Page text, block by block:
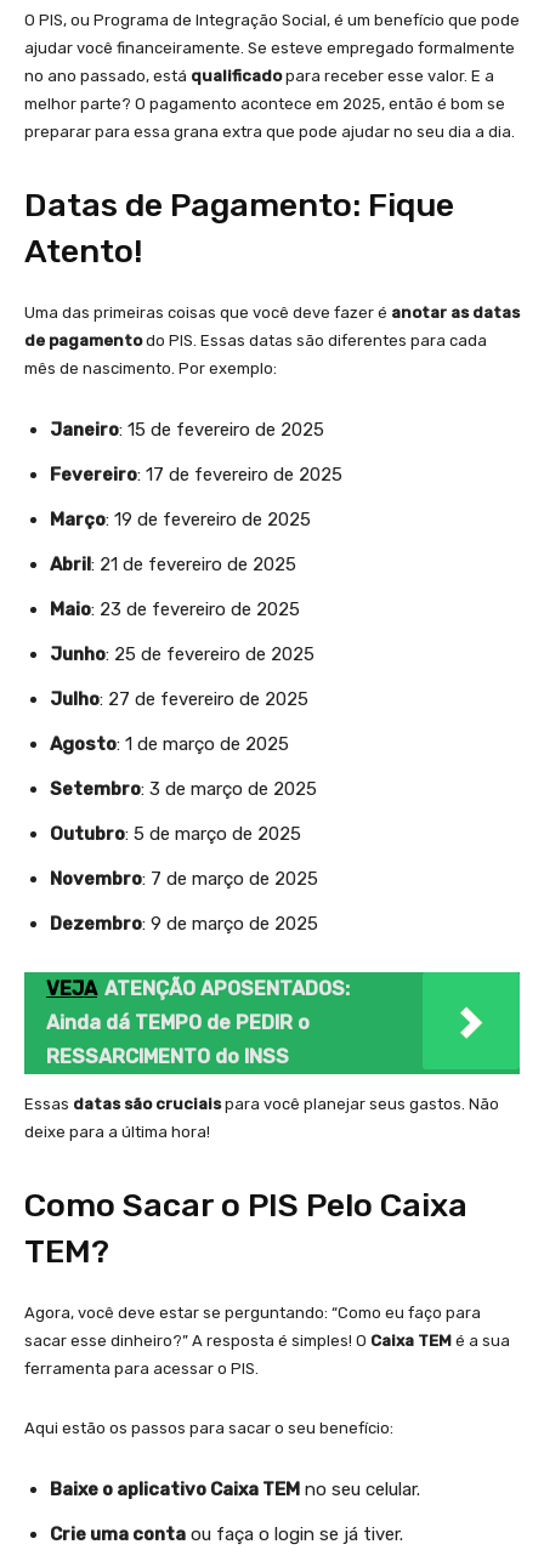
O PIS, ou Programa de Integração Social, é um benefício que pode
ajudar você financeiramente. Se esteve empregado formalmente
no ano passado, está qualificadopara receber esse valor. E a
melhor parte? O pagamento acontece em 2025, então é bom se
preparar para essa grana extra que pode ajudar no seu dia a dia.
Datas de Pagamento: Fique
Atento!
Uma das primeiras coisas que você deve fazer é anotar as datas
de pagamentodo PIS. Essas datas são diferentes para cada
mês de nascimento. Por exemplo:
Janeiro: 15 de fevereiro de 2025
Fevereiro: 17 de fevereiro de 2025
Março: 19 de fevereiro de 2025
Abril: 21 de fevereiro de 2025
Maio: 23 de fevereiro de 2025
Junho: 25 de fevereiro de 2025
Julho: 27 de fevereiro de 2025
Agosto: 1 de março de 2025
Setembro: 3 de março de 2025
Outubro: 5 de março de 2025
Novembro: 7 de março de 2025
Dezembro: 9 de março de 2025
VEJA ATENÇÃO APOSENTADOS:
Ainda dá TEMPO de PEDIR o
RESSARCIMENTO do INSS
Essas datas são cruciaispara você planejar seus gastos. Não
deixe para a última hora!
Como Sacar o PIS Pelo Caixa
TEM?
Agora, você deve estar se perguntando: “Como eu faço para
sacar esse dinheiro?” A resposta é simples! O Caixa TEM é a sua
ferramenta para acessar o PIS.
Aqui estão os passos para sacar o seu benefício:
Baixe o aplicativo Caixa TEM no seu celular.
Crie uma conta ou faça o login se já tiver.